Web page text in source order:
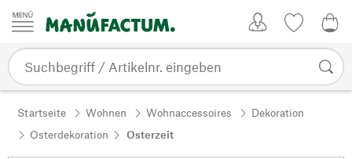
Zum Inhalt springen
Startseite Wohnen Wohnaccessoires
Dekoration
Osterdekoration
Osterzeit